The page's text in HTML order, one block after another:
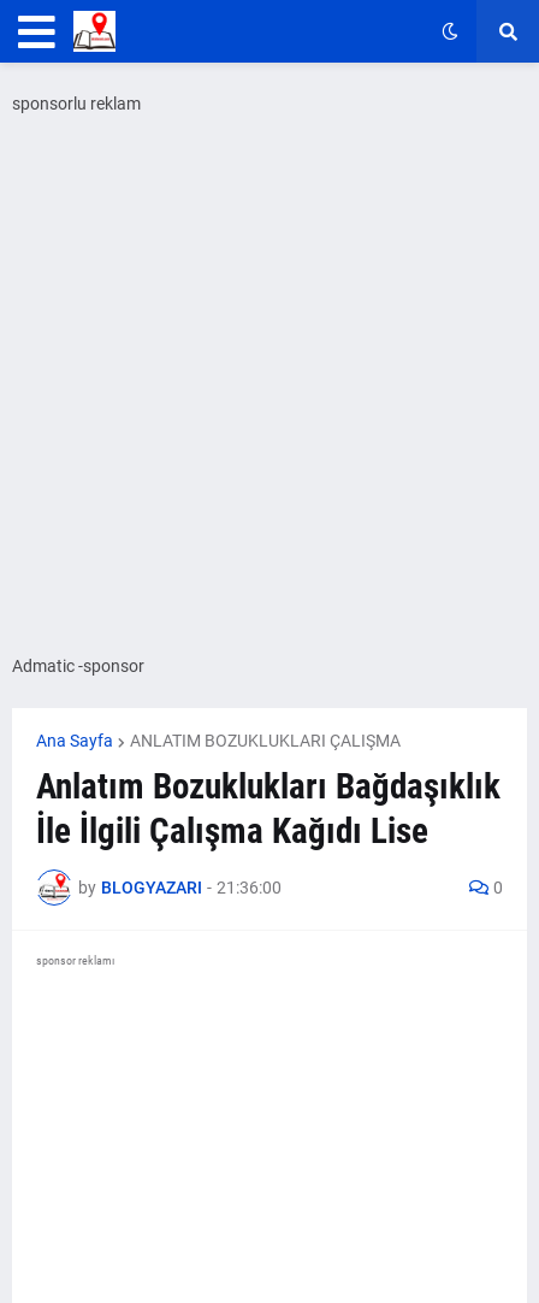
sponsorlu reklam
Admatic -sponsor
Ana Sayfa ANLATIM BOZUKLUKLARI ÇALIŞMA
Anlatım Bozuklukları Bağdaşıklık
İle İlgili Çalışma Kağıdı Lise
by BLOGYAZARI - 21:36:00 0
sponsor reklamı